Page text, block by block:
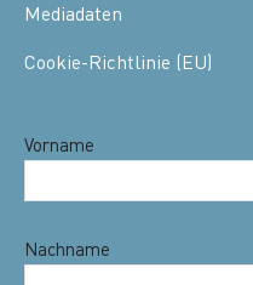
Mediadaten
Cookie-Richtlinie (EU)
Vorname
Nachname